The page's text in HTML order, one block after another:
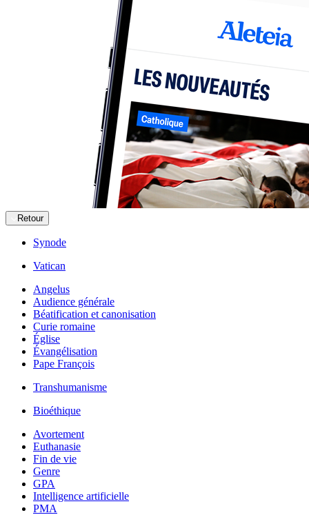
Retour
Synode
Vatican
Angelus
Audience générale
Béatification et canonisation
Curie romaine
Église
Évangélisation
Pape François
Transhumanisme
Bioéthique
Avortement
Euthanasie
Fin de vie
Genre
GPA
Intelligence artificielle
PMA